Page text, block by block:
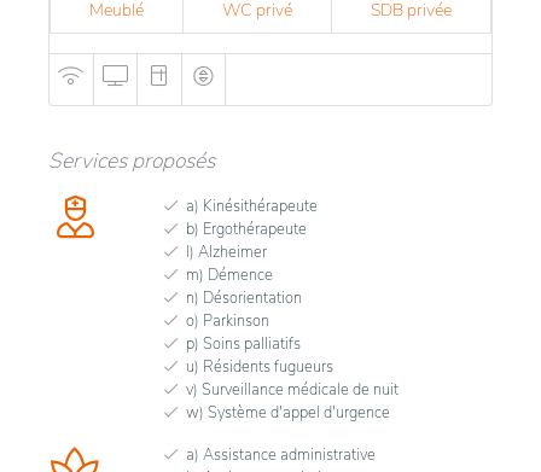
Meublé WC privé SDB privée
Services proposés
a) Kinésithérapeute
b) Ergothérapeute
l) Alzheimer
m) Démence
n) Désorientation
o) Parkinson
p) Soins palliatifs
u) Résidents fugueurs
v) Surveillance médicale de nuit
w) Système d'appel d'urgence
a) Assistance administrative